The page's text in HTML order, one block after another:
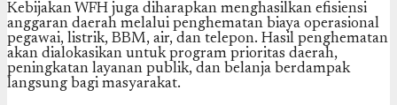
Kebijakan WFH juga diharapkan menghasilkan efisiensi
anggaran daerah melalui penghematan biaya operasional
pegawai, listrik, BBM, air, dan telepon. Hasil penghematan
akan dialokasikan untuk program prioritas daerah,
peningkatan layanan publik, dan belanja berdampak
langsung bagi masyarakat.